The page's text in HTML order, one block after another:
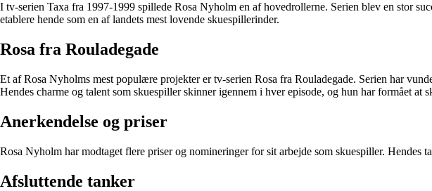
I tv-serien Taxa fra 1997-1999 spillede Rosa Nyholm en af hovedrollerne. Serien blev en stor
etablere hende som en af landets mest lovende skuespillerinder.
Rosa fra Rouladegade
Et af Rosa Nyholms mest populære projekter er tv-serien Rosa fra Rouladegade. Serien har
Hendes charme og talent som skuespiller skinner igennem i hver episode, og hun har formået
Anerkendelse og priser
Rosa Nyholm har modtaget flere priser og nomineringer for sit arbejde som skuespiller.
Afsluttende tanker